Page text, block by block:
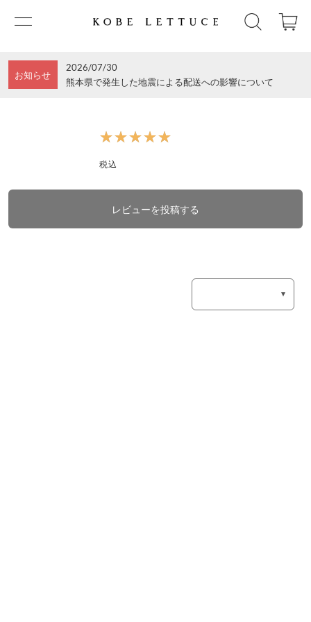
お知らせ
2026/07/30
熊本県で発生した地震による配送への影響について
★★★★★
★★★★★
税込
レビューを投稿する